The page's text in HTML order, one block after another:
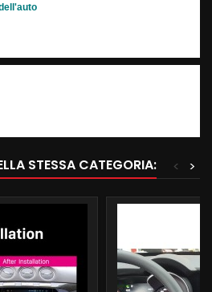
STESSA CATEGORIA: >
<